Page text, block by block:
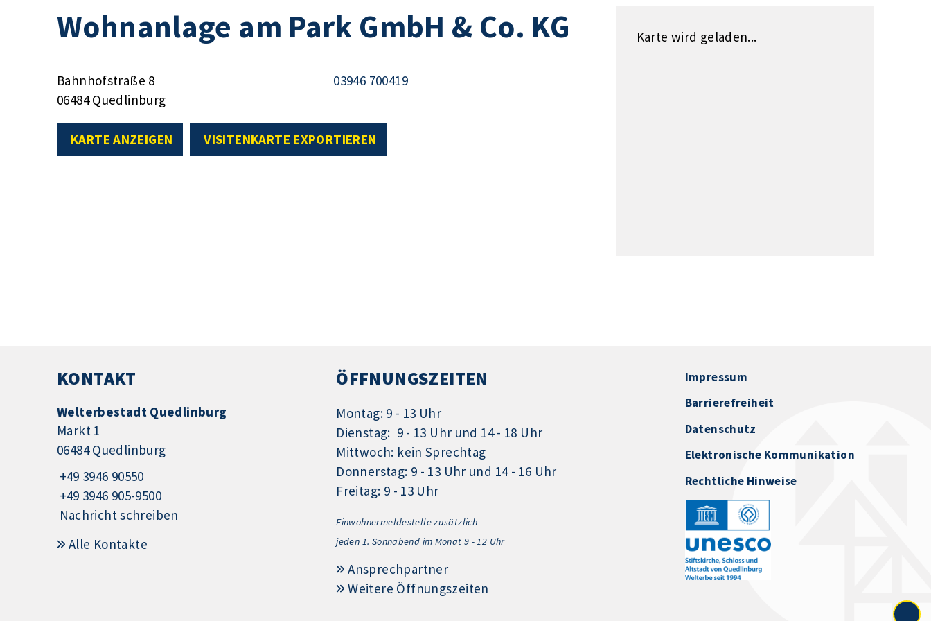
Wohnanlage am Park GmbH & Co. KG
Bahnhofstraße 8
06484 Quedlinburg
03946 700419
KARTE ANZEIGEN VISITENKARTE EXPORTIEREN
Karte wird geladen...
KONTAKT
Welterbestadt Quedlinburg
Markt 1
06484 Quedlinburg
+49 3946 90550
+49 3946 905-9500
Nachricht schreiben
Alle Kontakte
ÖFFNUNGSZEITEN
Montag: 9 - 13 Uhr
Dienstag: 9 - 13 Uhr und 14 - 18 Uhr
Mittwoch: kein Sprechtag
Donnerstag: 9 - 13 Uhr und 14 - 16 Uhr
Freitag: 9 - 13 Uhr
Einwohnermeldestelle zusätzlich
jeden 1. Sonnabend im Monat 9 - 12 Uhr
Ansprechpartner
Weitere Öffnungszeiten
Impressum
Barrierefreiheit
Datenschutz
Elektronische Kommunikation
Rechtliche Hinweise